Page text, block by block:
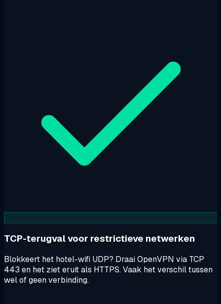
TCP-terugval voor restrictieve netwerken
Blokkeert het hotel-wifi UDP? Draai OpenVPN via TCP
443 en het ziet eruit als HTTPS. Vaak het verschil tussen
wel of geen verbinding.